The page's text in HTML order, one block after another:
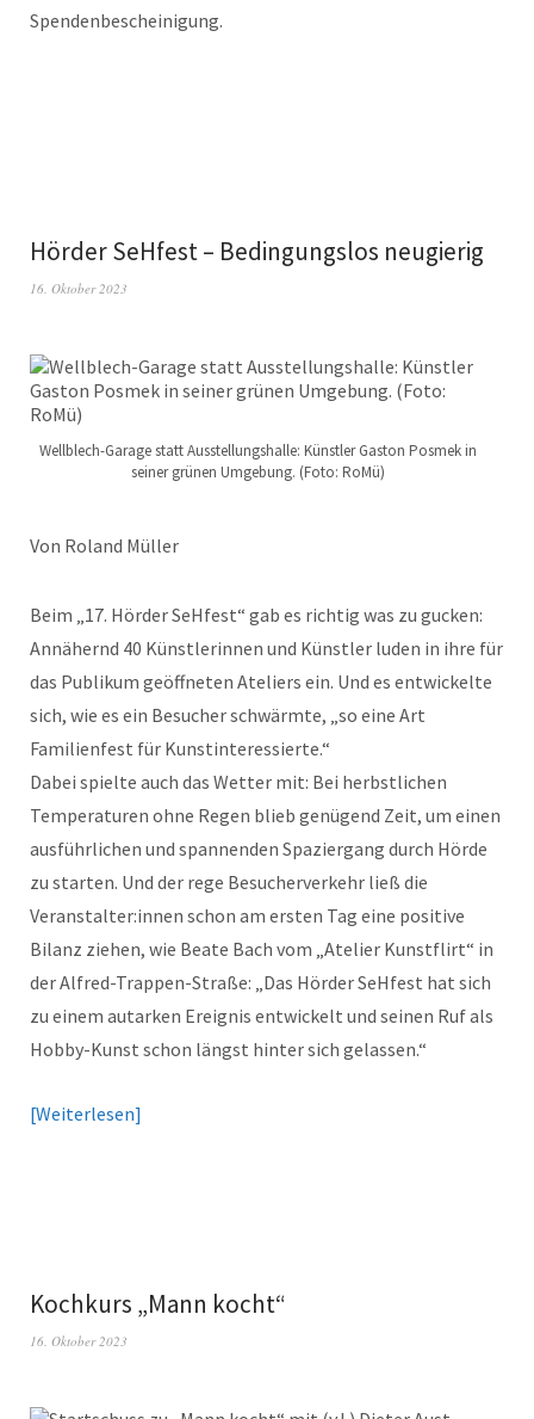
Spendenbescheinigung.
Hörder SeHfest – Bedingungslos neugierig
16. Oktober 2023
Wellblech-Garage statt Ausstellungshalle: Künstler Gaston Posmek in
seiner grünen Umgebung. (Foto: RoMü)
Von Roland Müller
Beim „17. Hörder SeHfest“ gab es richtig was zu gucken:
Annähernd 40 Künstlerinnen und Künstler luden in ihre für
das Publikum geöffneten Ateliers ein. Und es entwickelte
sich, wie es ein Besucher schwärmte, „so eine Art
Familienfest für Kunstinteressierte.“
Dabei spielte auch das Wetter mit: Bei herbstlichen
Temperaturen ohne Regen blieb genügend Zeit, um einen
ausführlichen und spannenden Spaziergang durch Hörde
zu starten. Und der rege Besucherverkehr ließ die
Veranstalter:innen schon am ersten Tag eine positive
Bilanz ziehen, wie Beate Bach vom „Atelier Kunstflirt“ in
der Alfred-Trappen-Straße: „Das Hörder SeHfest hat sich
zu einem autarken Ereignis entwickelt und seinen Ruf als
Hobby-Kunst schon längst hinter sich gelassen.“
Weiterlesen
Kochkurs „Mann kocht“
16. Oktober 2023